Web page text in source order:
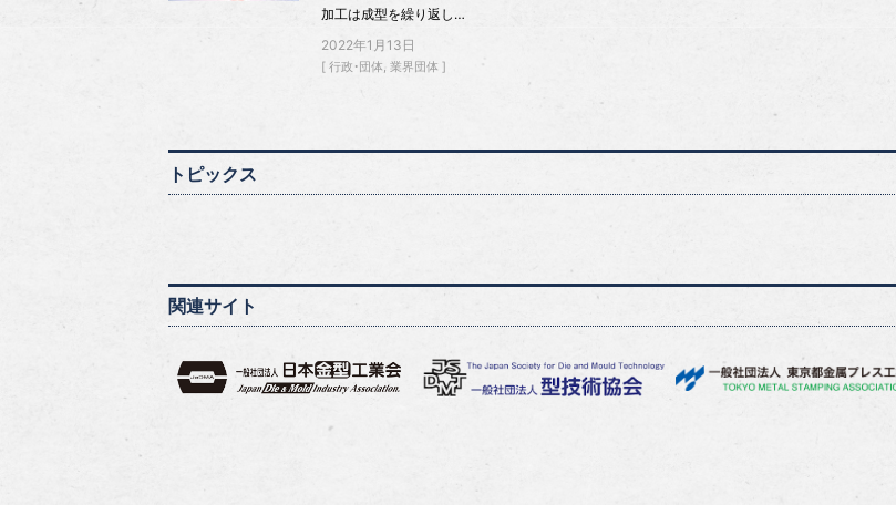
加工は成型を繰り返し…
2022年1月13日
行政・団体 業界団体
トピックス
関連サイト